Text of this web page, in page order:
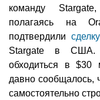
команду
полагаясь на
подтвердили
Stargate в США.
обходиться в $30
давно сообщалось,
самостоятельно